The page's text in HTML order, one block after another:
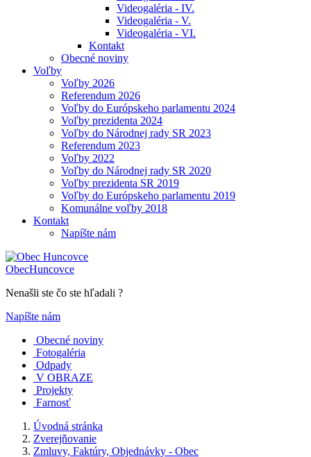
Videogaléria - IV.
Videogaléria - V.
Videogaléria - VI.
Kontakt
Obecné noviny
Voľby
Voľby 2026
Referendum 2026
Voľby do Európskeho parlamentu 2024
Voľby prezidenta 2024
Voľby do Národnej rady SR 2023
Referendum 2023
Voľby 2022
Voľby do Národnej rady SR 2020
Voľby prezidenta SR 2019
Voľby do Európskeho parlamentu 2019
Komunálne voľby 2018
Kontakt
Napíšte nám
ObecHuncovce
Nenašli ste čo ste hľadali ?
Napíšte nám
Obecné noviny
Fotogaléria
Odpady
V OBRAZE
Projekty
Farnosť
Úvodná stránka
Zverejňovanie
Zmluvy, Faktúry, Objednávky - Obec